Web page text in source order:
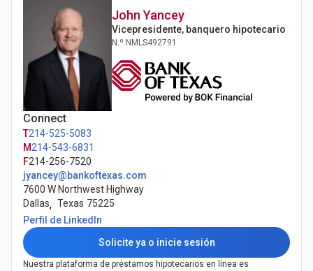
John Yancey
Vicepresidente, banquero hipotecario
N.º NMLS492791
Connect
T214-525-5083
M214-543-6831
F214-256-7520
jyancey@bankoftexas.com
7600 W Northwest Highway
Dallas, Texas 75225
Perfil de LinkedIn
Solicite ya o inicie sesión
Nuestra plataforma de préstamos hipotecarios en línea es